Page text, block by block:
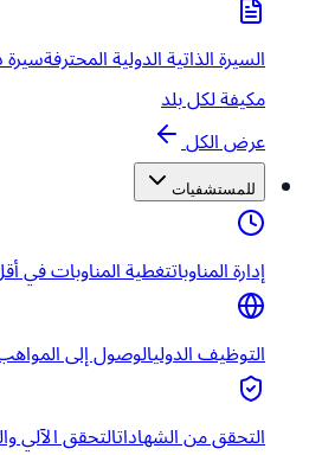
السيرة الذاتية الدولية المحترفةسيرة
مكيفة لكل بلد
عرض الكل
للمستشفيات
إدارة المناوباتتغطية المناوبات في أقل من
التوظيف الدوليالوصول إلى
التحقق من الشهاداتالتحقق الآلي